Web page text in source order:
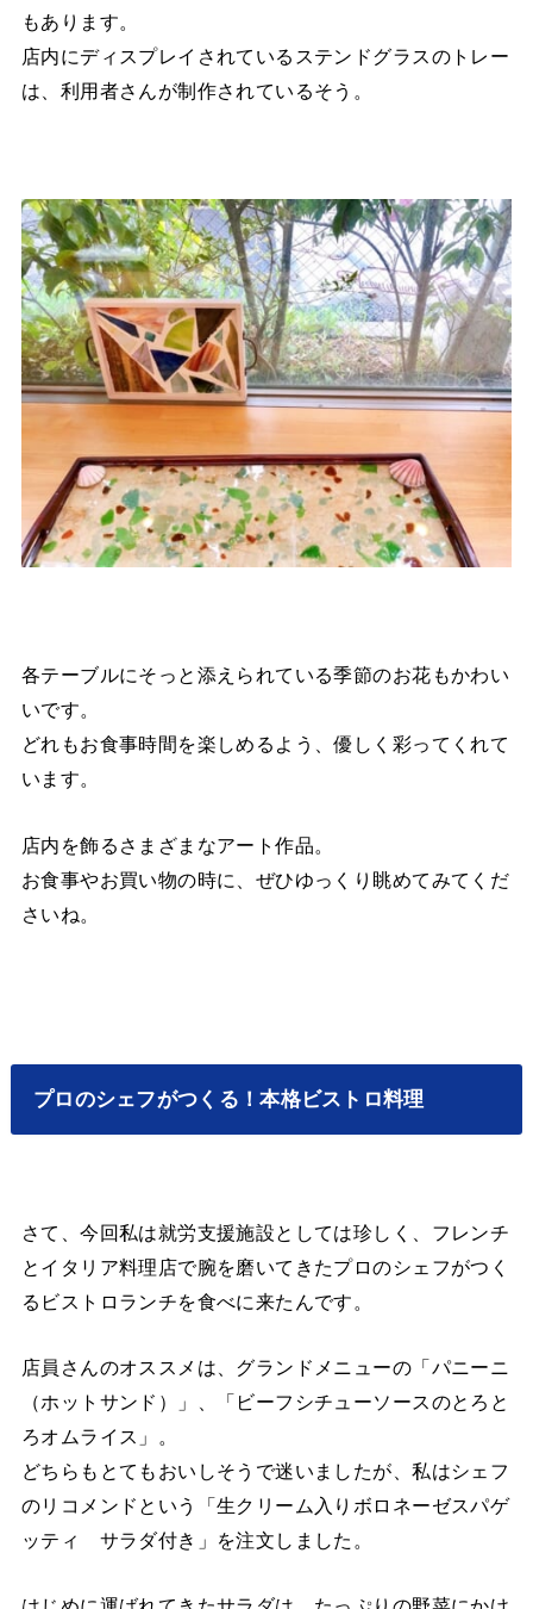
もあります。
店内にディスプレイされているステンドグラスのトレー
は、利用者さんが制作されているそう。
各テーブルにそっと添えられている季節のお花もかわい
いです。
どれもお食事時間を楽しめるよう、優しく彩ってくれて
います。
店内を飾るさまざまなアート作品。
お食事やお買い物の時に、ぜひゆっくり眺めてみてくだ
さいね。
プロのシェフがつくる！本格ビストロ料理
さて、今回私は就労支援施設としては珍しく、フレンチ
とイタリア料理店で腕を磨いてきたプロのシェフがつく
るビストロランチを食べに来たんです。
店員さんのオススメは、グランドメニューの「パニーニ
（ホットサンド）」、「ビーフシチューソースのとろと
ろオムライス」。
どちらもとてもおいしそうで迷いましたが、私はシェフ
のリコメンドという「生クリーム入りボロネーゼスパゲ
ッティ サラダ付き」を注文しました。